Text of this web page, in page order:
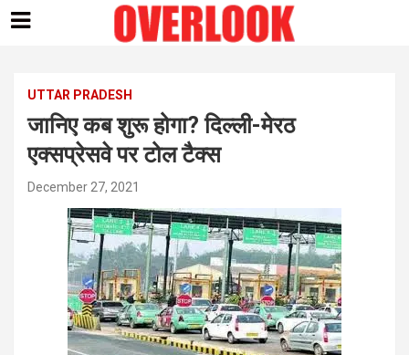
contentUTTAR PRADESH
जानिए कब शुरू होगा? दिल्ली-मेरठ
एक्सप्रेसवे पर टोल टैक्स
December 27, 2021